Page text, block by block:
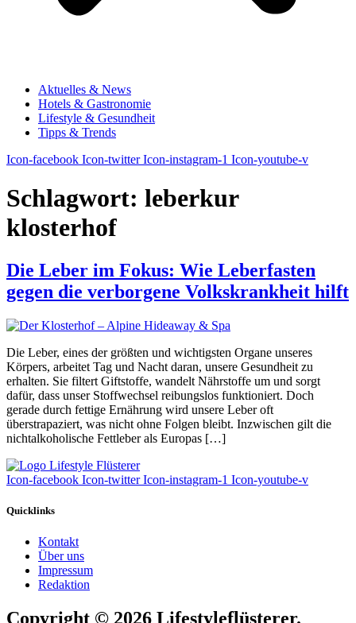
Aktuelles & News
Hotels & Gastronomie
Lifestyle & Gesundheit
Tipps & Trends
Icon-facebook Icon-twitter Icon-instagram-1 Icon-youtube-v
Schlagwort: leberkur
klosterhof
Die Leber im Fokus: Wie Leberfasten
gegen die verborgene Volkskrankheit hilft
Die Leber, eines der größten und wichtigsten Organe unseres
Körpers, arbeitet Tag und Nacht daran, unsere Gesundheit zu
erhalten. Sie filtert Giftstoffe, wandelt Nährstoffe um und sorgt
dafür, dass unser Stoffwechsel reibungslos funktioniert. Doch
gerade durch fettige Ernährung wird unsere Leber oft
überstrapaziert, was nicht ohne Folgen bleibt. Inzwischen gilt die
nichtalkoholische Fettleber als Europas […]
Icon-facebook Icon-twitter Icon-instagram-1 Icon-youtube-v
Quicklinks
Kontakt
Über uns
Impressum
Redaktion
Copyright © 2026 Lifestyleflüsterer.